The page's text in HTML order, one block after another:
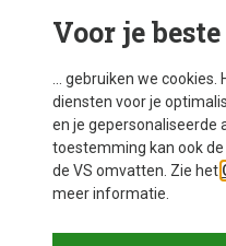
Mandala
Dames Hoofdband
ONE SIZE
Voor je
... gebruiken we
diensten voor je
en je gepersonaliseerde
toestemming kan ook
de VS omvatten. Zie het
meer informatie.